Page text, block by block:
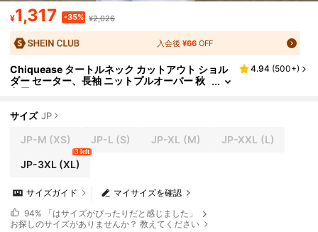
¥1,317 -35% ¥2,026
入会後¥66 OFF
Chiquease タートルネック カットアウト ショル
ダー セーター、長袖 ニットプルオーバー 秋
冬用セーター
4.94 (500+)
サイズ JP
JP-M (XS) JP-L (S) JP-XL (M) JP-XXL (L)
JP-3XL(XL)
3 left
マイサイズを確認
サイズガイド
94% 「はサイズがぴったりだと感じました」
お探しのサイズがありませんか？ 教えてください